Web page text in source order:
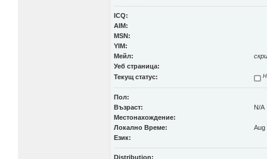
ICQ:
AIM:
MSN:
YIM:
Мейл:
Уеб страница:
Текущ статус:
Пол:
Възраст:
N/A
Местонахождение:
Локално Време:
Aug
Език:
Distribution: